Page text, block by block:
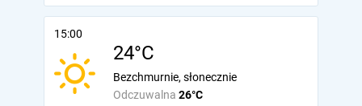
15:00
24°C
Odczuwalna 26°C
Bezchmurnie, słonecznie